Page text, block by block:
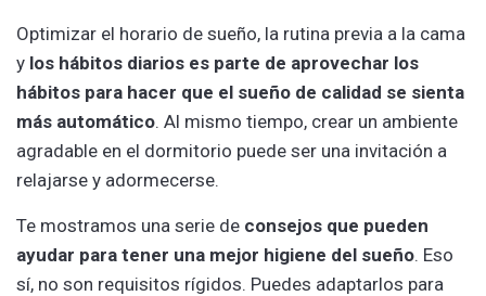
Optimizar el horario de sueño, la rutina previa a la cama
y los hábitos diarios es parte de aprovechar los
hábitos para hacer que el sueño de calidad se sienta
más automático. Al mismo tiempo, crear un ambiente
agradable en el dormitorio puede ser una invitación a
relajarse y adormecerse.
Te mostramos una serie de consejos que pueden
ayudar para tener una mejor higiene del sueño. Eso
sí, no son requisitos rígidos. Puedes adaptarlos para